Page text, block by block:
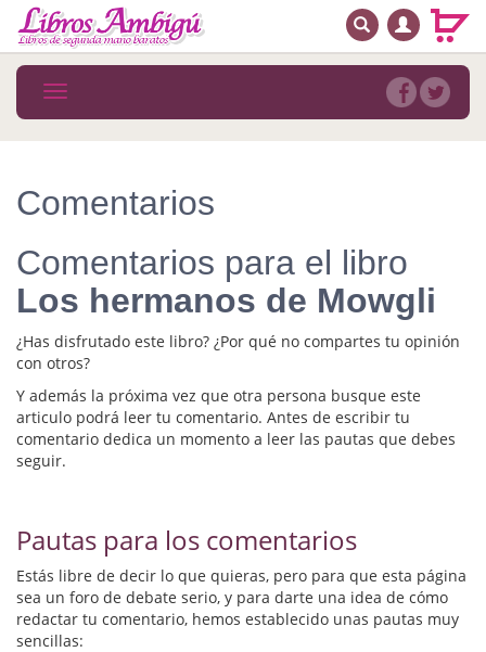
MENÚ PRINCIPAL
Novedades
MATERIAS
Arte
Astrología. Ocultismo
Autoayuda. Conocimiento personal
Autoayuda. Crecimiento personal
Biografía
Ciencia ficción
Cine
Cocina
BUSCAR
Toggle
navigation
Comentarios
Comentarios para el libro
Los hermanos de Mowgli
¿Has disfrutado este libro? ¿Por qué no compartes tu opinión
con otros?
Y además la próxima vez que otra persona busque este
articulo podrá leer tu comentario. Antes de escribir tu
comentario dedica un momento a leer las pautas que debes
seguir.
Pautas para los comentarios
Estás libre de decir lo que quieras, pero para que esta página
sea un foro de debate serio, y para darte una idea de cómo
redactar tu comentario, hemos establecido unas pautas muy
sencillas: